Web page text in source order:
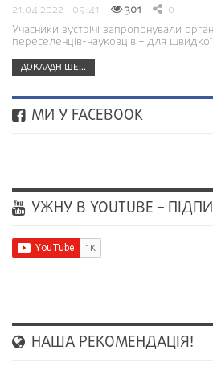
21.04.2022 | 09:41 301 0
Учасники зустрічі запропонували
переселенців-науковців – для
ДОКЛАДНІШЕ...
МИ У FACEBOOK
УЖНУ В YOUTUBE –
НАША РЕКОМЕНДАЦІЯ!